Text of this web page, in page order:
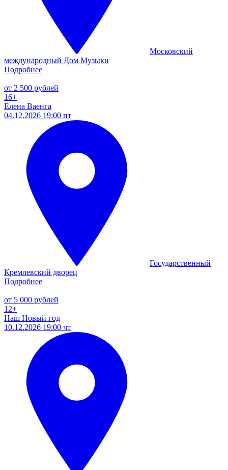
Московский
международный Дом Музыки
Подробнее
от 2 500 рублей
16+
Елена Ваенга
04.12.2026 19:00 пт
Государственный
Кремлевский дворец
Подробнее
от 5 000 рублей
12+
Наш Новый год
10.12.2026 19:00 чт